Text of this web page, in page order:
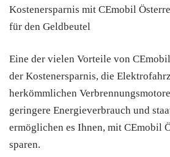
Kostenersparnis mit CEmobil
für den Geldbeutel
Eine der vielen Vorteile von
der Kostenersparnis, die
herkömmlichen
geringere Energieverbrauch und
ermöglichen es Ihnen, mit CEmobil
sparen.